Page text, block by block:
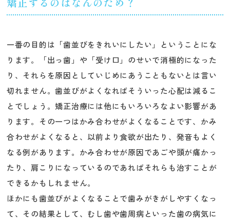
一番の目的は「歯並びをきれいにしたい」ということにな
ります。「出っ歯」や「受け口」のせいで消極的になった
り、それらを原因としていじめにあうこともないとは言い
切れません。歯並びがよくなればそういった心配は減るこ
とでしょう。矯正治療には他にもいろいろなよい影響があ
ります。その一つはかみ合わせがよくなることです、かみ
合わせがよくなると、以前より食欲が出たり、発音もよく
なる例があります。かみ合わせが原因であごや頭が痛かっ
たり、肩こりになっているのであればそれらも治すことが
できるかもしれません。
ほかにも歯並びがよくなることで歯みがきがしやすくなっ
て、その結果として、むし歯や歯周病といった歯の病気に